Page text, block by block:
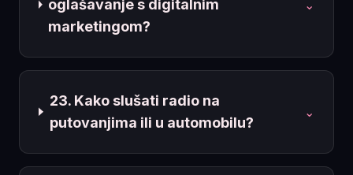
oglašavanje s digitalnim
marketingom?
⌄
23. Kako slušati radio na
putovanjima ili u automobilu?
⌄